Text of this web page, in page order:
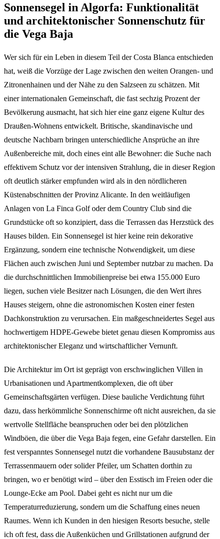
Sonnensegel in Algorfa: Funktionalität
und architektonischer Sonnenschutz für
die Vega Baja
Wer sich für ein Leben in diesem Teil der Costa Blanca entschieden
hat, weiß die Vorzüge der Lage zwischen den weiten Orangen- und
Zitronenhainen und der Nähe zu den Salzseen zu schätzen. Mit
einer internationalen Gemeinschaft, die fast sechzig Prozent der
Bevölkerung ausmacht, hat sich hier eine ganz eigene Kultur des
Draußen-Wohnens entwickelt. Britische, skandinavische und
deutsche Nachbarn bringen unterschiedliche Ansprüche an ihre
Außenbereiche mit, doch eines eint alle Bewohner: die Suche nach
effektivem Schutz vor der intensiven Strahlung, die in dieser Region
oft deutlich stärker empfunden wird als in den nördlicheren
Küstenabschnitten der Provinz Alicante. In den weitläufigen
Anlagen von La Finca Golf oder dem Country Club sind die
Grundstücke oft so konzipiert, dass die Terrassen das Herzstück des
Hauses bilden. Ein Sonnensegel ist hier keine rein dekorative
Ergänzung, sondern eine technische Notwendigkeit, um diese
Flächen auch zwischen Juni und September nutzbar zu machen. Da
die durchschnittlichen Immobilienpreise bei etwa 155.000 Euro
liegen, suchen viele Besitzer nach Lösungen, die den Wert ihres
Hauses steigern, ohne die astronomischen Kosten einer festen
Dachkonstruktion zu verursachen. Ein maßgeschneidertes Segel aus
hochwertigem HDPE-Gewebe bietet genau diesen Kompromiss aus
architektonischer Eleganz und wirtschaftlicher Vernunft.
Die Architektur im Ort ist geprägt von erschwinglichen Villen in
Urbanisationen und Apartmentkomplexen, die oft über
Gemeinschaftsgärten verfügen. Diese bauliche Verdichtung führt
dazu, dass herkömmliche Sonnenschirme oft nicht ausreichen, da sie
wertvolle Stellfläche beanspruchen oder bei den plötzlichen
Windböen, die über die Vega Baja fegen, eine Gefahr darstellen. Ein
fest verspanntes Sonnensegel nutzt die vorhandene Bausubstanz der
Terrassenmauern oder solider Pfeiler, um Schatten dorthin zu
bringen, wo er benötigt wird – über den Esstisch im Freien oder die
Lounge-Ecke am Pool. Dabei geht es nicht nur um die
Temperaturreduzierung, sondern um die Schaffung eines neuen
Raumes. Wenn ich Kunden in den hiesigen Resorts besuche, stelle
ich oft fest, dass die Außenküchen und Grillstationen aufgrund der